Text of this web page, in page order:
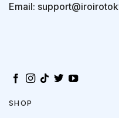
Email:
SHOP